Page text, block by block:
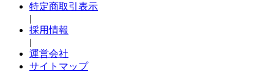
特定商取引表示
|
採用情報
|
運営会社
サイトマップ